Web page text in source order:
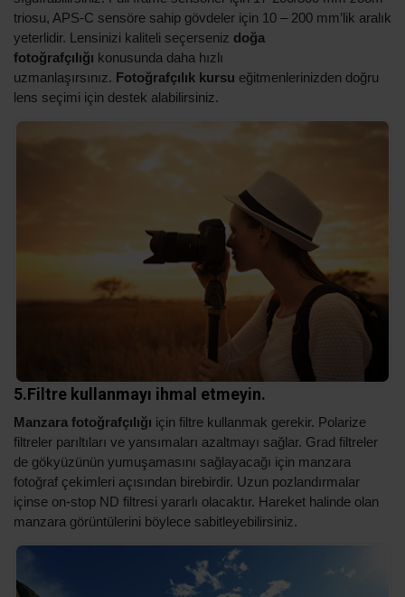
triosu, APS-C sensöre sahip gövdeler için 10 – 200 mm’lik aralık
yeterlidir. Lensinizi kaliteli seçerseniz doğa
fotoğrafçılığı konusunda daha hızlı
uzmanlaşırsınız. Fotoğrafçılık kursu eğitmenlerinizden doğru
lens seçimi için destek alabilirsiniz.
5.Filtre kullanmayı ihmal etmeyin.
Manzara fotoğrafçılığı için filtre kullanmak gerekir. Polarize
filtreler parıltıları ve yansımaları azaltmayı sağlar. Grad filtreler
de gökyüzünün yumuşamasını sağlayacağı için manzara
fotoğraf çekimleri açısından birebirdir. Uzun pozlandırmalar
içinse on-stop ND filtresi yararlı olacaktır. Hareket halinde olan
manzara görüntülerini böylece sabitleyebilirsiniz.